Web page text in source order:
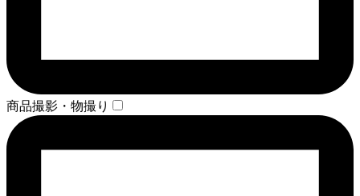
商品撮影・物撮り